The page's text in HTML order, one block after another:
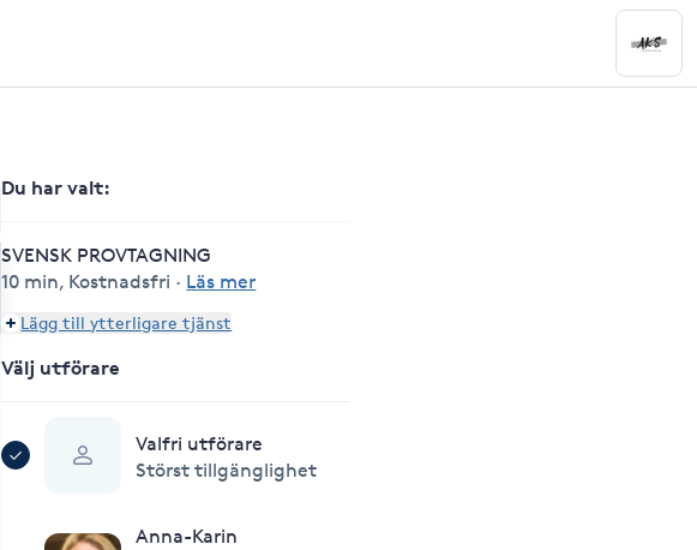
Du har valt:
SVENSK PROVTAGNING
10 min, Kostnadsfri · Läs mer
Lägg till ytterligare tjänst
Välj utförare
Valfri utförare
Störst tillgänglighet
Anna-Karin